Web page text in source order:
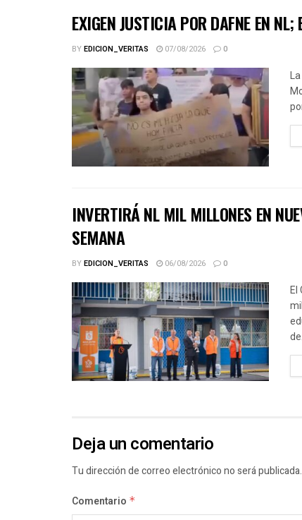
EXIGEN JUSTICIA POR DAFNE EN
BYEDICION_VERITAS 07/08/2026 0
INVERTIRÁ NL MIL MILLONES EN
SEMANA
BYEDICION_VERITAS 06/08/2026 0
El
Deja un comentario
Tu dirección de correo electrónico no será publicada.
Comentario *